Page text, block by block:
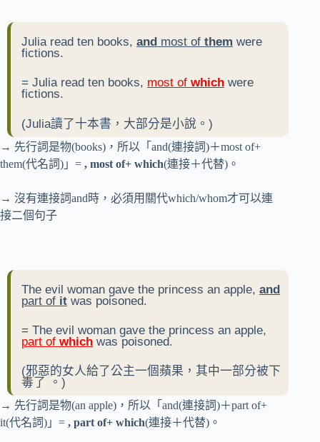
Julia read ten books, and most of them were
fictions.
= Julia read ten books, most of which were
fictions.
(Julia讀了十本書，大部分是小說。)
→ 先行詞是物(books)，所以「and(連接詞)＋most of+
them(代名詞)」= , most of+ which(連接＋代替)。
→ 沒有連接詞and時，必須用關代which/whom才可以連
接二個句子
The evil woman gave the princess an apple, and
part of it was poisoned.
= The evil woman gave the princess an apple,
part of which was poisoned.
(邪惡的女人給了公主一個蘋果，其中一部分被下
毒了
。)
→ 先行詞是物(an apple)，所以「and(連接詞)＋part of+
it(代名詞)」= , part of+ which(連接＋代替)。